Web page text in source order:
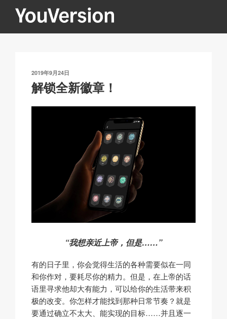
YOUVERSION
Seeking God every day.
发
布
于
2019年9月24日
解锁全新徽章！
“我想亲近上帝，但是……”
有的日子里，你会觉得生活的各种需要似在一同
和你作对，要耗尽你的精力。但是，在上帝的话
语里寻求他却大有能力，可以给你的生活带来积
极的改变。你怎样才能找到那种日常节奏？就是
要通过确立不太大、能实现的目标……并且逐一